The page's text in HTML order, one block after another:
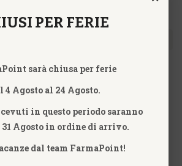
PER FERIE
sarà chiusa per ferie
4 Agosto al 24 Agosto.
in questo periodo saranno
Agosto in ordine di arrivo.
dal team FarmaPoint!